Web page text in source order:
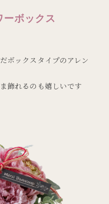
ーボックス
ボックスタイプのアレン
飾れるのも嬉しいです